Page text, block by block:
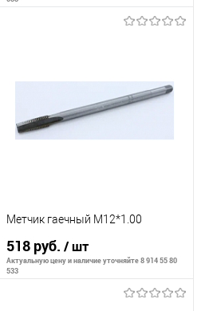
К сравнению
В избранное
Метчик гаечный М12*1.00
518 руб./ шт
Актуальную цену и наличие уточняйте 8 914 55 80
533